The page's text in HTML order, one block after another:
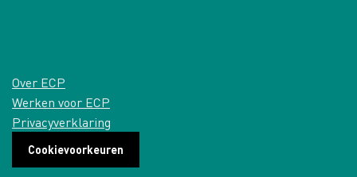
Over ECP
Werken voor ECP
Privacyverklaring
Cookievoorkeuren